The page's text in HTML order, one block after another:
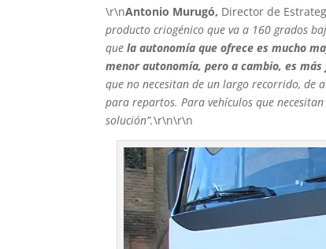
\r\nAntonio Murugó, Director de
producto criogénico que va a 160 grados
quela autonomía que ofrece es mucho
menor autonomía, pero a cambio, es
que no necesitan de un largo recorrido, de
para repartos. Para vehículos que
solución”.\r\n\r\n